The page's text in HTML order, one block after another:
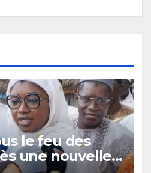
le feu des
une nouvelle